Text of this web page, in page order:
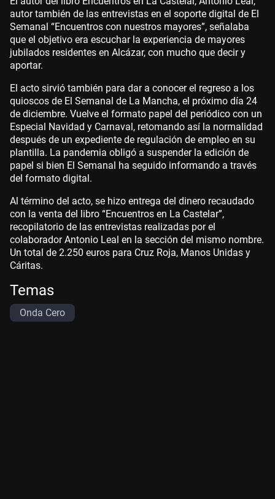
autor también de las entrevistas en el soporte digital de El
Semanal “Encuentros con nuestros mayores”, señalaba
que el objetivo era escuchar la experiencia de mayores
jubilados residentes en Alcázar, con mucho que decir y
aportar.
El acto sirvió también para dar a conocer el regreso a los
quioscos de El Semanal de La Mancha, el próximo día 24
de diciembre. Vuelve el formato papel del periódico con un
Especial Navidad y Carnaval, retomando así la normalidad
después de un expediente de regulación de empleo en su
plantilla. La pandemia obligó a suspender la edición de
papel si bien El Semanal ha seguido informando a través
del formato digital.
Al término del acto, se hizo entrega del dinero recaudado
con la venta del libro “Encuentros en La Castelar”,
recopilatorio de las entrevistas realizadas por el
colaborador Antonio Leal en la sección del mismo nombre.
Un total de 2.250 euros para Cruz Roja, Manos Unidas y
Cáritas.
Temas
Onda Cero